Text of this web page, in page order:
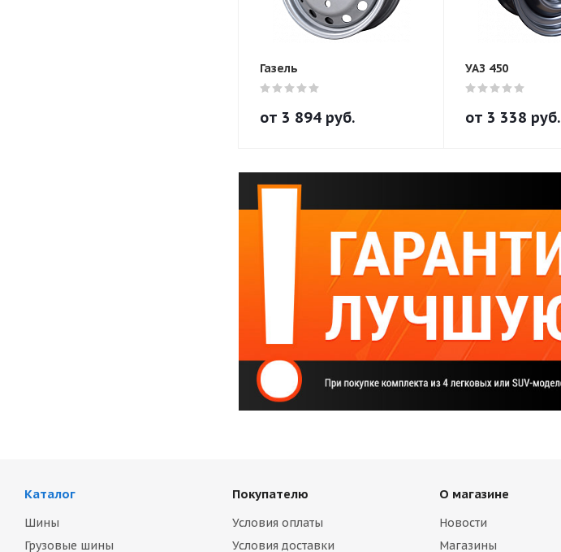
Газель
от 3 894 руб.
УАЗ 450
от 3 338 руб.
Каталог
Шины
Грузовые шины
Покупателю
Условия оплаты
Условия доставки
О магазине
Новости
Магазины